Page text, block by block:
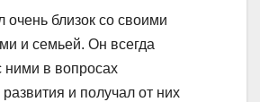
близок со своими
и семьей. Он всегда
ними в вопросах
и получал от них